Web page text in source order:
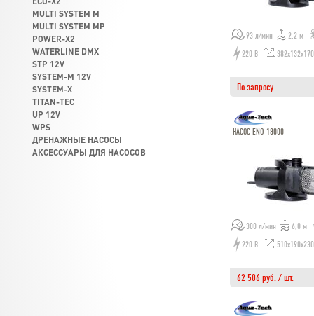
93 л/мин
2.2 м
220 В
По запросу
НАСОС ENO 18000
300 л/мин
6,0 м
220 В
62 506 руб. / шт.
MULTI SYSTEM M
MULTI SYSTEM MP
POWER-X2
WATERLINE DMX
STP 12V
SYSTEM-M 12V
SYSTEM-X
TITAN-TEC
UP 12V
WPS
ДРЕНАЖНЫЕ НАСОСЫ
АКСЕССУАРЫ ДЛЯ НАСОСОВ